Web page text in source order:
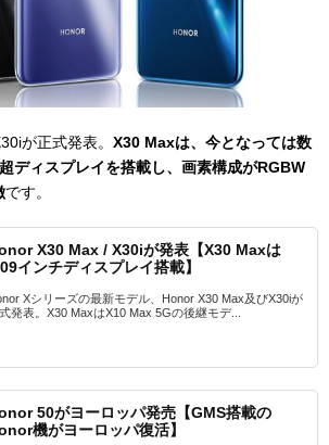
が正式発表。 X30 Maxは、今となっては数
ディスプレイを搭載し、画素構成がRGBW
です。
X30 Max / X30iが発表【X30 Maxは
インチディスプレイ搭載】
Xシリーズの最新モデル、Honor X30 Max及びX30iが
発表。X30 MaxはX10 Max 5Gの後継モデ...
50がヨーロッパ発売【GMS搭載の
機がヨーロッパ復活】